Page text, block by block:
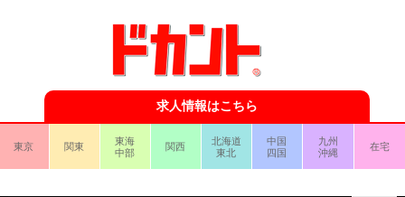
求人情報はこちら
東京 関東
東海
中部
関西
北海道
東北
中国
四国
九州
沖縄
在宅